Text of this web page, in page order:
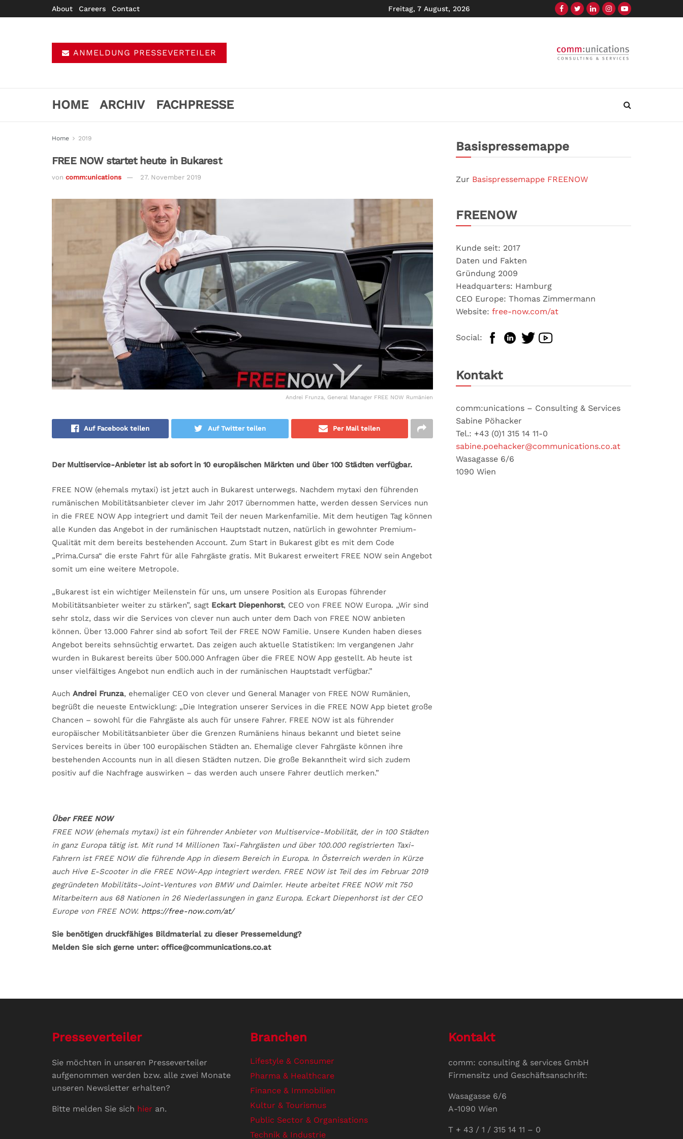
About Careers Contact Freitag, 7 August, 2026
ANMELDUNG PRESSEVERTEILER
HOME ARCHIV FACHPRESSE
Home 2019
FREE NOW startet heute in Bukarest
von comm:unications 27. November 2019
Andrei Frunza, General Manager FREE NOW Rumänien
Auf Facebook teilen Auf Twitter teilen Per Mail teilen
Der Multiservice-Anbieter ist ab sofort in 10 europäischen Märkten und über 100 Städten verfügbar.
FREE NOW (ehemals mytaxi) ist jetzt auch in Bukarest unterwegs. Nachdem mytaxi den führenden
rumänischen Mobilitätsanbieter clever im Jahr 2017 übernommen hatte, werden dessen Services nun
in die FREE NOW App integriert und damit Teil der neuen Markenfamilie. Mit dem heutigen Tag können
alle Kunden das Angebot in der rumänischen Hauptstadt nutzen, natürlich in gewohnter Premium-
Qualität mit dem bereits bestehenden Account. Zum Start in Bukarest gibt es mit dem Code
„Prima.Cursa“ die erste Fahrt für alle Fahrgäste gratis. Mit Bukarest erweitert FREE NOW sein Angebot
somit um eine weitere Metropole.
„Bukarest ist ein wichtiger Meilenstein für uns, um unsere Position als Europas führender
Mobilitätsanbieter weiter zu stärken”, sagt Eckart Diepenhorst, CEO von FREE NOW Europa. „Wir sind
sehr stolz, dass wir die Services von clever nun auch unter dem Dach von FREE NOW anbieten
können. Über 13.000 Fahrer sind ab sofort Teil der FREE NOW Familie. Unsere Kunden haben dieses
Angebot bereits sehnsüchtig erwartet. Das zeigen auch aktuelle Statistiken: Im vergangenen Jahr
wurden in Bukarest bereits über 500.000 Anfragen über die FREE NOW App gestellt. Ab heute ist
unser vielfältiges Angebot nun endlich auch in der rumänischen Hauptstadt verfügbar.”
Auch Andrei Frunza, ehemaliger CEO von clever und General Manager von FREE NOW Rumänien,
begrüßt die neueste Entwicklung: „Die Integration unserer Services in die FREE NOW App bietet große
Chancen – sowohl für die Fahrgäste als auch für unsere Fahrer. FREE NOW ist als führender
europäischer Mobilitätsanbieter über die Grenzen Rumäniens hinaus bekannt und bietet seine
Services bereits in über 100 europäischen Städten an. Ehemalige clever Fahrgäste können ihre
bestehenden Accounts nun in all diesen Städten nutzen. Die große Bekanntheit wird sich zudem
positiv auf die Nachfrage auswirken – das werden auch unsere Fahrer deutlich merken.”
Über FREE NOW
FREE NOW (ehemals mytaxi) ist ein führender Anbieter von Multiservice-Mobilität, der in 100 Städten
in ganz Europa tätig ist. Mit rund 14 Millionen Taxi-Fahrgästen und über 100.000 registrierten Taxi-
Fahrern ist FREE NOW die führende App in diesem Bereich in Europa. In Österreich werden in Kürze
auch Hive E-Scooter in die FREE NOW-App integriert werden. FREE NOW ist Teil des im Februar 2019
gegründeten Mobilitäts-Joint-Ventures von BMW und Daimler. Heute arbeitet FREE NOW mit 750
Mitarbeitern aus 68 Nationen in 26 Niederlassungen in ganz Europa. Eckart Diepenhorst ist der CEO
Europe von FREE NOW. https://free-now.com/at/
Sie benötigen druckfähiges Bildmaterial zu dieser Pressemeldung?
Melden Sie sich gerne unter: office@communications.co.at
Basispressemappe
Zur Basispressemappe FREENOW
FREENOW
Kunde seit: 2017
Daten und Fakten
Gründung 2009
Headquarters: Hamburg
CEO Europe: Thomas Zimmermann
Website: free-now.com/at
Social:
Kontakt
comm:unications – Consulting & Services
Sabine Pöhacker
Tel.: +43 (0)1 315 14 11-0
sabine.poehacker@communications.co.at
Wasagasse 6/6
1090 Wien
Presseverteiler
Sie möchten in unseren Presseverteiler
aufgenommen werden bzw. alle zwei Monate
unseren Newsletter erhalten?
Bitte melden Sie sich hier an.
Branchen
Lifestyle & Consumer
Pharma & Healthcare
Finance & Immobilien
Kultur & Tourismus
Public Sector & Organisations
Technik & Industrie
Kontakt
comm: consulting & services GmbH
Firmensitz und Geschäftsanschrift:
Wasagasse 6/6
A-1090 Wien
T + 43 / 1 / 315 14 11 – 0